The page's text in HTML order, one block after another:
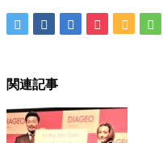
関連記事